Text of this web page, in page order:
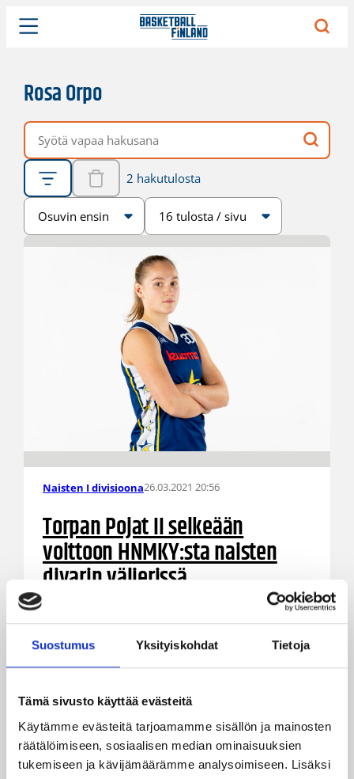
Suostumus Yksityiskohdat Tietoja
Tämä sivusto käyttää evästeitä
Käytämme evästeitä tarjoamamme sisällön ja mainosten
räätälöimiseen, sosiaalisen median ominaisuuksien
tukemiseen ja kävijämäärämme analysoimiseen. Lisäksi
Rosa Orpo
Vapaa hakusana
2 hakutulosta
Järjestys
Sivukoko
Naisten I divisioona26.03.2021 20:56
Torpan Pojat II selkeään
voittoon HNMKY:sta naisten
divarin välierissä
Töölön Kisahallissa käynnistyi myös toinen
naisten divisioonan välieräpareista, kun Torpan
Pojat II voitti selkeästi 85-43 (44-22) Helsingin
NMKY:n. Ottelussa loisti Meri Kanerva, joka